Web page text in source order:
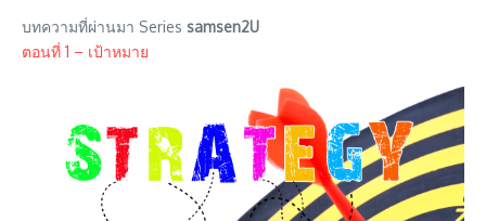
บทความที่ผ่านมา Series samsen2U
ตอนที่ 1 – เป้าหมาย